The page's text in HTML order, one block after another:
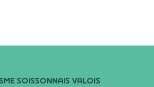
SOISSONNAIS VALOIS